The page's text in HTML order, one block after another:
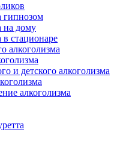
гипнозом
на дому
в стационаре
алкоголизма
и детского алкоголизма
алкоголизма